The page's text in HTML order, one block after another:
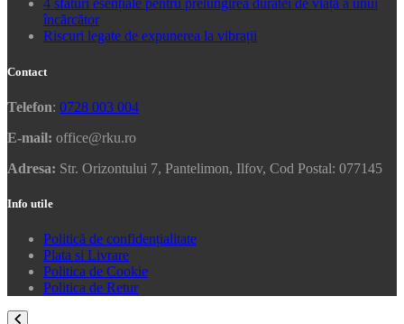
4 sfaturi esențiale pentru prelungirea duratei de viață a unui
încărcător
Riscuri legate de expunerea la vibrații
Contact
Telefon: 0728 003 004
E-mail: office@rku.ro
Adresa: Str. Orizontului 7, Pantelimon, Ilfov, Cod Postal: 077145
Info utile
Politică de confidențialitate
Plata si Livrare
Politica de Cookie
Politica de Retur